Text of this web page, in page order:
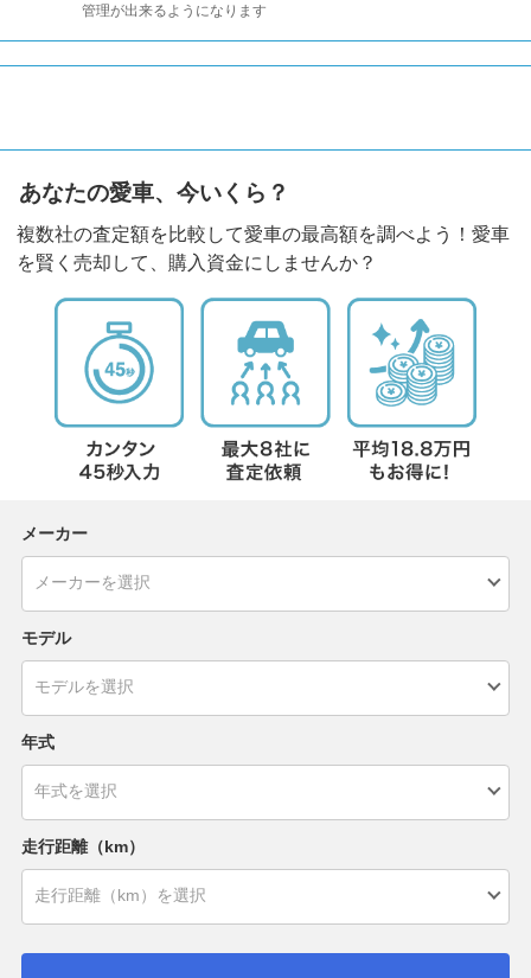
管理が出来るようになります
あなたの愛車、今いくら？
複数社の査定額を比較して愛車の最高額を調べよう！愛車
を賢く売却して、購入資金にしませんか？
メーカー
モデル
年式
走行距離（km）